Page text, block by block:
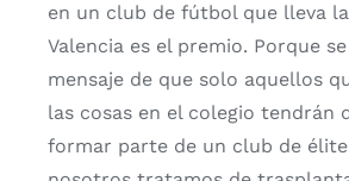
en un club de fútbol que lleva
Valencia es el premio. Porque
mensaje de que solo aquellos
las cosas en el colegio tendrán
formar parte de un club de